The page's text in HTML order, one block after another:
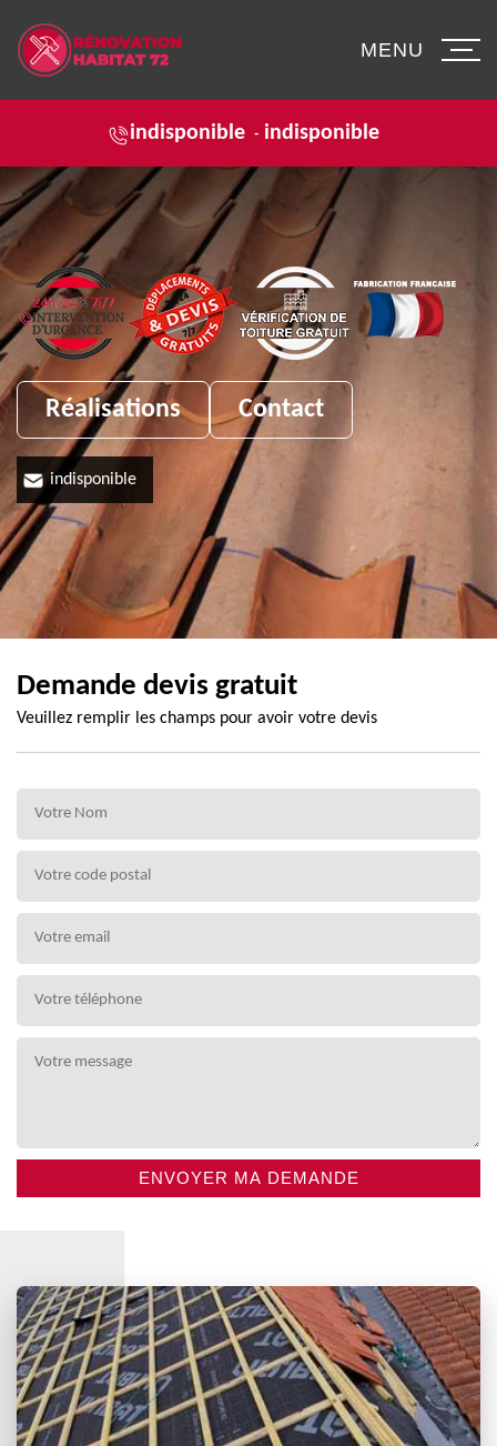
indisponible - indisponible
MENU
Réalisations Contact
indisponible
Demande devis gratuit
Veuillez remplir les champs pour avoir votre devis